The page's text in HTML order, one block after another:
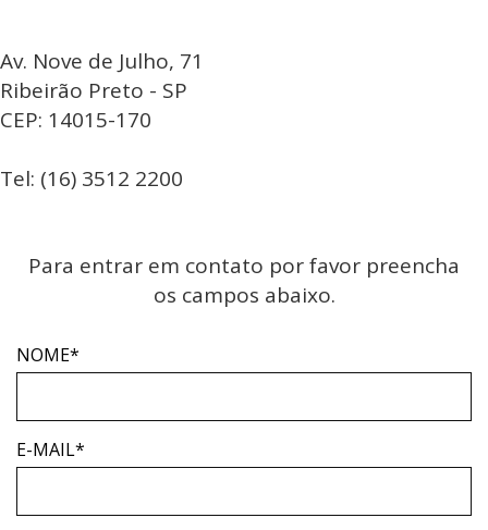
Av. Nove de Julho, 71
Ribeirão Preto - SP
CEP: 14015-170
Tel: (16) 3512 2200
Para entrar em contato por favor preencha
os campos abaixo.
NOME*
E-MAIL*